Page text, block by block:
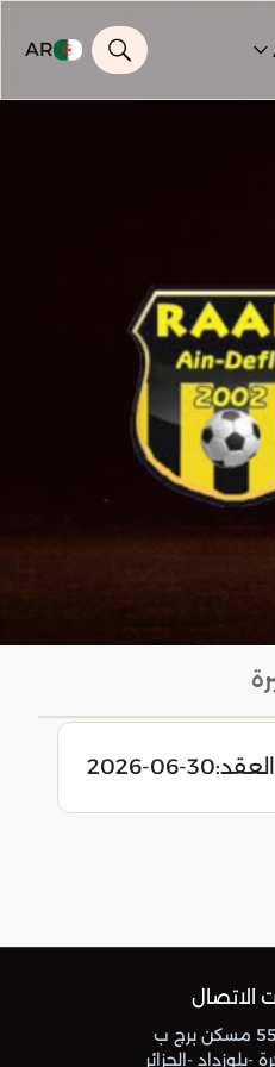
AR
2026-06-30
الاتصال
حي 554 مسكن برج ب
-بلوزداد -الجزائر